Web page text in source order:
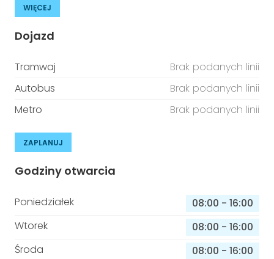
WIĘCEJ
Dojazd
Tramwaj
Brak podanych linii
Autobus
Brak podanych linii
Metro
Brak podanych linii
ZAPLANUJ
Godziny otwarcia
Poniedziałek 08:00 - 16:00
Wtorek
08:00 - 16:00
Środa
08:00 - 16:00